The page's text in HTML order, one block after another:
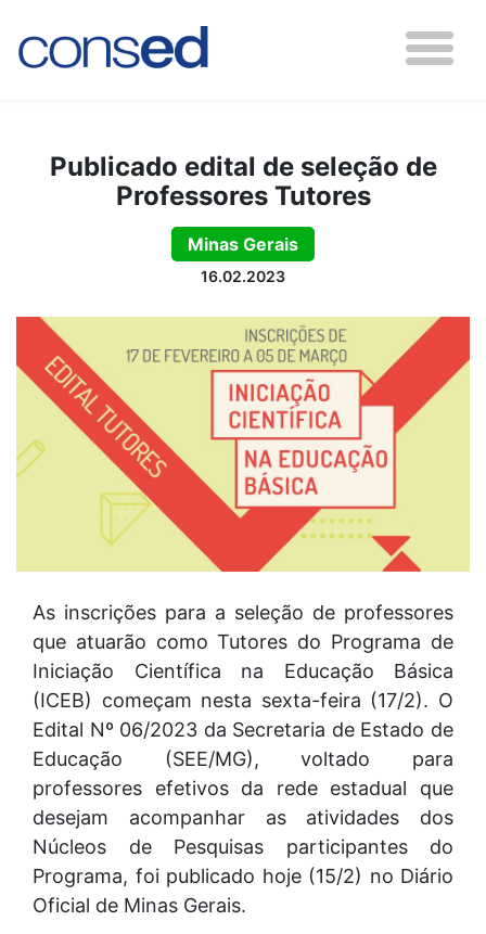
Publicado edital de seleção de
Professores Tutores
Minas Gerais
16.02.2023
As inscrições para a seleção de professores
que atuarão como Tutores do Programa de
Iniciação Científica na Educação Básica
(ICEB) começam nesta sexta-feira (17/2). O
Edital Nº 06/2023 da Secretaria de Estado de
Educação (SEE/MG), voltado para
professores efetivos da rede estadual que
desejam acompanhar as atividades dos
Núcleos de Pesquisas participantes do
Programa, foi publicado hoje (15/2) no Diário
Oficial de Minas Gerais.